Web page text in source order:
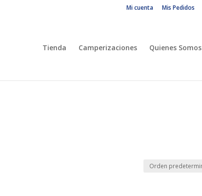
Mi cuenta Mis Pedidos
Tienda Camperizaciones Quienes Somos